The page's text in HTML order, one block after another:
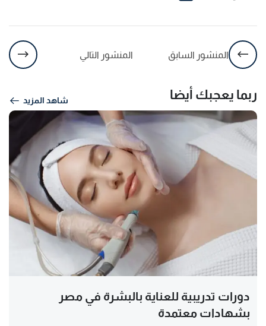
المنشور السابق المنشور التالي
ربما يعجبك أيضا شاهد المزيد
دورات تدريبية للعناية بالبشرة في مصر
بشهادات معتمدة